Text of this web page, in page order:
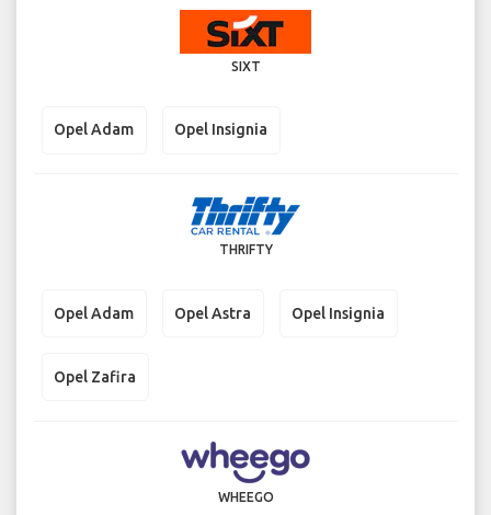
SIXT
Opel Adam Opel Insignia
THRIFTY
Opel Adam Opel Astra Opel Insignia
Opel Zafira
WHEEGO